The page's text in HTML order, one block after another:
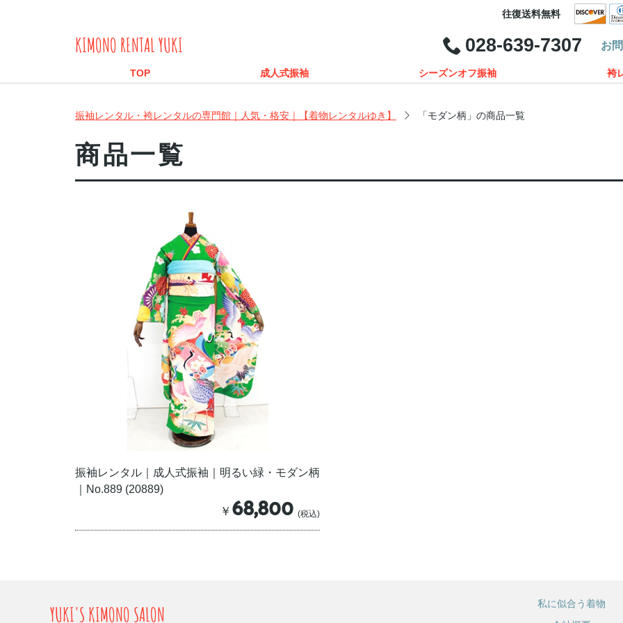
往復送料無料
KIMONO RENTAL YUKI 028-639-7307 お
TOP 成人式振袖 シーズンオフ振袖 袴
振袖レンタル・袴レンタルの専門館｜人気・格安｜【着物レンタルゆき】 「モダン柄」の商品一覧
商品一覧
振袖レンタル｜成人式振袖｜明るい緑・モダン柄
｜No.889 (20889)
￥ 68,800 (税込)
YUKI'S KIMONO SALON 私に似合う着物